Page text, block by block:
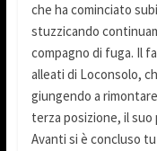
che ha cominciato
stuzzicando
compagno di fuga. Il
alleati di Loconsolo,
giungendo a
terza posizione, il suo
Avanti si è concluso